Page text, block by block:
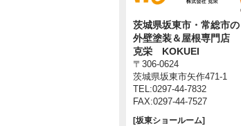
茨城県坂東市・常総市の
外壁塗装＆屋根専門店
克栄 KOKUEI
〒306-0624
茨城県坂東市矢作471-1
TEL:0297-44-7832
FAX:0297-44-7527
[坂東ショールーム]